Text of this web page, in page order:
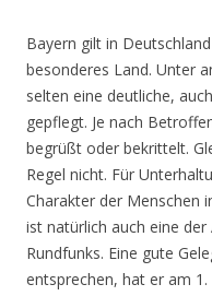
Bayern gilt in
besonderes Land. Unter
selten eine deutliche,
gepflegt. Je nach
begrüßt oder bekrittelt.
Regel nicht. Für
Charakter der Menschen
ist natürlich auch eine
Rundfunks. Eine gute
entsprechen, hat er am